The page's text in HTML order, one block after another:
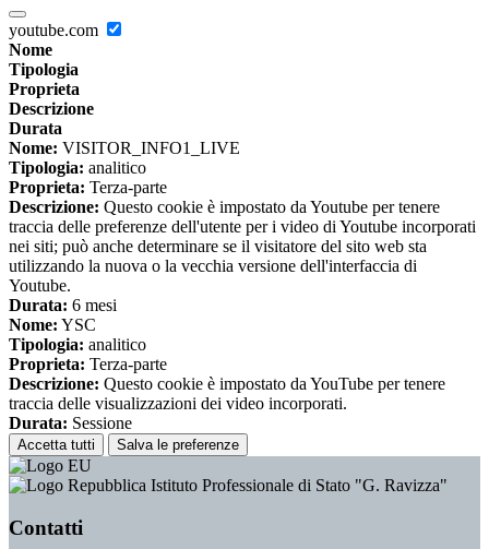
youtube.com
Nome
Tipologia
Proprieta
Descrizione
Durata
Nome: VISITOR_INFO1_LIVE
Tipologia: analitico
Proprieta: Terza-parte
Descrizione: Questo cookie è impostato da Youtube per tenere
traccia delle preferenze dell'utente per i video di Youtube incorporati
nei siti; può anche determinare se il visitatore del sito web sta
utilizzando la nuova o la vecchia versione dell'interfaccia di
Youtube.
Durata: 6 mesi
Nome: YSC
Tipologia: analitico
Proprieta: Terza-parte
Descrizione: Questo cookie è impostato da YouTube per tenere
traccia delle visualizzazioni dei video incorporati.
Durata: Sessione
Accetta tutti Salva le preferenze
Istituto Professionale di Stato "G. Ravizza"
Contatti